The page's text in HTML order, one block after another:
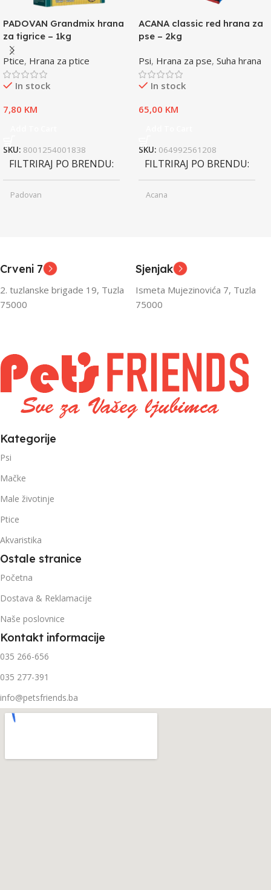
PADOVAN Grandmix hrana
za tigrice – 1kg
Ptice, Hrana za ptice
In stock
7,80 KM
SKU: 8001254001838
FILTRIRAJ PO BRENDU
Padovan
FILTRIRAJ PO TEŽINI
1kg – 3kg
ACANA classic red hrana za
pse – 2kg
Psi, Hrana za pse, Suha hrana
In stock
65,00 KM
SKU: 064992561208
FILTRIRAJ PO BRENDU
Acana
FILTRIRAJ PO TEŽINI
Crveni 7
2. tuzlanske brigade 19, Tuzla
75000
Sjenjak
Ismeta Mujezinovića 7, Tuzla
75000
Kategorije
Psi
Mačke
Male životinje
Ptice
Akvaristika
Ostale stranice
Početna
Dostava & Reklamacije
Naše poslovnice
Kontakt informacije
035 266-656
035 277-391
info@petsfriends.ba